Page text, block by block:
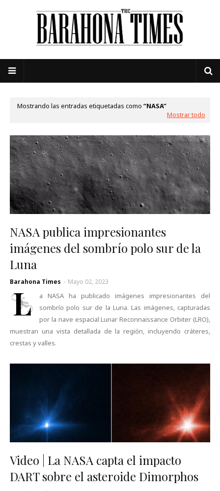
Mostrando las entradas etiquetadas como
NASA
Mostrar todo
NASA publica impresionantes
imágenes del sombrío polo sur de la
Luna
Barahona Times - Mayo 02, 2023
L
a NASA ha publicado imágenes impresionantes del
sombrío polo sur de la Luna. Las imágenes, capturadas
por la nave espacial Lunar Reconnaissance Orbiter (LRO),
muestran una vista detallada de la región, incluyendo cráteres,
crestas y valles.
Video | La NASA capta el impacto
DART sobre el asteroide Dimorphos